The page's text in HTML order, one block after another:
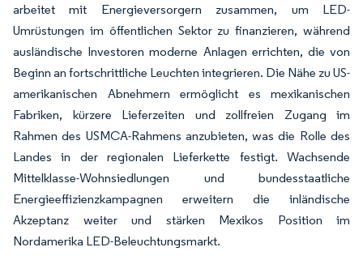
arbeitet mit Energieversorgern zusammen, um LED-
Umrüstungen im öffentlichen Sektor zu finanzieren, während
ausländische Investoren moderne Anlagen errichten, die von
Beginn an fortschrittliche Leuchten integrieren. Die Nähe zu US-
amerikanischen Abnehmern ermöglicht es mexikanischen
Fabriken, kürzere Lieferzeiten und zollfreien Zugang im
Rahmen des USMCA-Rahmens anzubieten, was die Rolle des
Landes in der regionalen Lieferkette festigt. Wachsende
Mittelklasse-Wohnsiedlungen und bundesstaatliche
Energieeffizienzkampagnen erweitern die inländische
Akzeptanz weiter und stärken Mexikos Position im
Nordamerika LED-Beleuchtungsmarkt.